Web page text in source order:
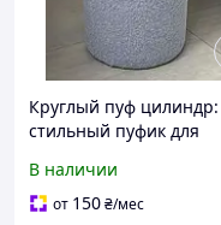
Круглый пуф цилиндр:
стильный пуфик для
В наличии
от 150₴/мес